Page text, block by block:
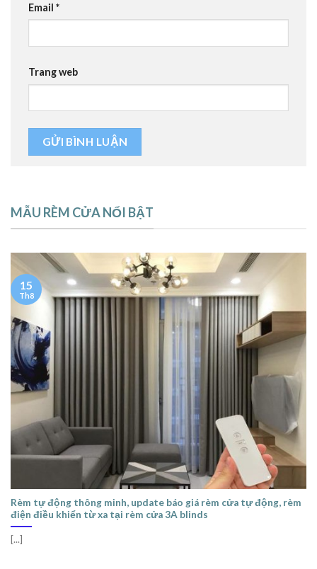
Email *
Trang web
MẪU RÈM CỬA NỔI BẬT
Rèm tự động thông minh, update báo giá rèm cửa tự động, rèm
điện điều khiển từ xa tại rèm cửa 3A blinds
[...]
15
Th8